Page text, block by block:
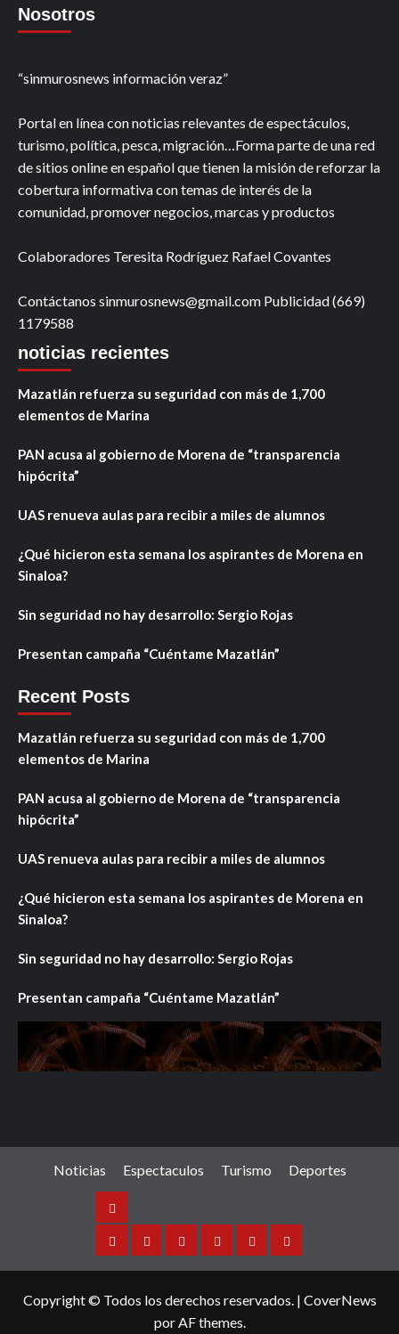
Nosotros
“sinmurosnews información veraz”
Portal en línea con noticias relevantes de espectáculos,
turismo, política, pesca, migración…Forma parte de una red
de sitios online en español que tienen la misión de reforzar la
cobertura informativa con temas de interés de la
comunidad, promover negocios, marcas y productos
Colaboradores Teresita Rodríguez Rafael Covantes
Contáctanos sinmurosnews@gmail.com Publicidad (669)
1179588
noticias recientes
Mazatlán refuerza su seguridad con más de 1,700
elementos de Marina
PAN acusa al gobierno de Morena de “transparencia
hipócrita”
UAS renueva aulas para recibir a miles de alumnos
¿Qué hicieron esta semana los aspirantes de Morena en
Sinaloa?
Sin seguridad no hay desarrollo: Sergio Rojas
Presentan campaña “Cuéntame Mazatlán”
Recent Posts
Mazatlán refuerza su seguridad con más de 1,700
elementos de Marina
PAN acusa al gobierno de Morena de “transparencia
hipócrita”
UAS renueva aulas para recibir a miles de alumnos
¿Qué hicieron esta semana los aspirantes de Morena en
Sinaloa?
Sin seguridad no hay desarrollo: Sergio Rojas
Presentan campaña “Cuéntame Mazatlán”
Noticias Espectaculos Turismo Deportes
Noticias
SinaloaNacionalInternacionalEspectaculos
TurismoDeportes
Copyright © Todos los derechos reservados. | CoverNews
por AF themes.